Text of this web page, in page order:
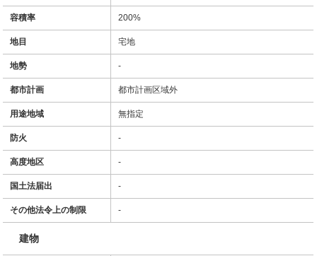
容積率 200%
地目 宅地
地勢 -
都市計画 都市計画区域外
用途地域 無指定
防火 -
高度地区 -
国土法届出 -
その他法令上の制限 -
建物